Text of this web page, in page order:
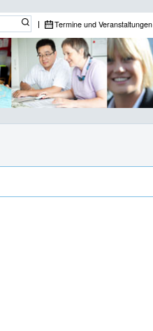
Termine und Veranstaltungen